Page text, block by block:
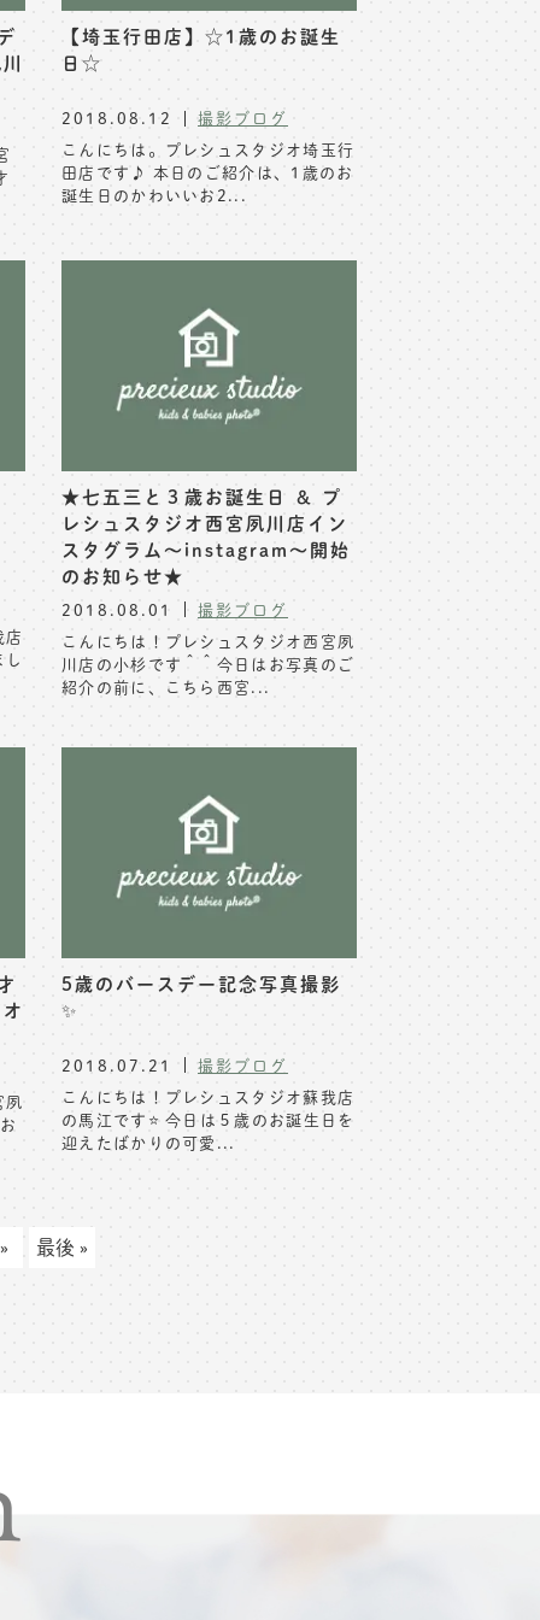
【埼玉行田店】☆1歳のお誕生
日☆
2018.08.12
撮影ブログ
こんにちは。プレシュスタジオ埼玉行
田店です♪ 本日のご紹介は、1歳のお
誕生日のかわいいお2...
★七五三と３歳お誕生日 ＆ プ
レシュスタジオ西宮夙川店イン
スタグラム～instagram～開始
のお知らせ★
2018.08.01
撮影ブログ
こんにちは！プレシュスタジオ西宮夙
川店の小杉です＾＾今日はお写真のご
紹介の前に、こちら西宮...
夙
5歳のバースデー記念写真撮影
✨
2018.07.21
撮影ブログ
こんにちは！プレシュスタジオ蘇我店
の馬江です⭐️ 今日は５歳のお誕生日を
迎えたばかりの可愛...
» 最後 »